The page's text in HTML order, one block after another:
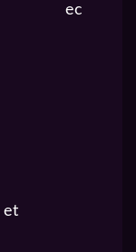
ec
et